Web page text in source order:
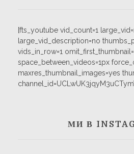
[fts_youtube vid_count=1
large_vid_description=no
vids_in_row=1
space_between_videos=1px
maxres_thumbnail_images=yes
МИ В